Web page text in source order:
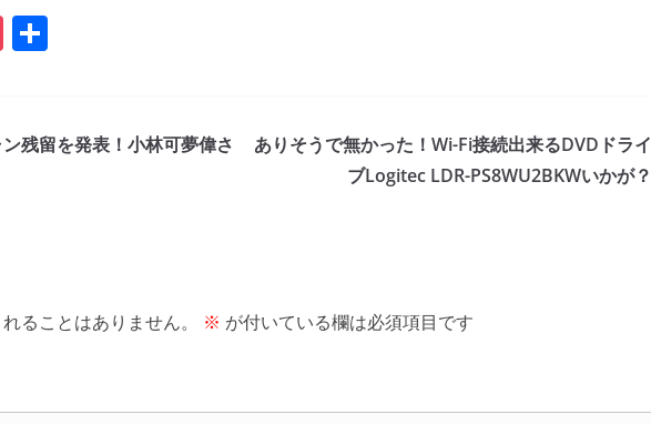
P
et残留を発表！小林可夢偉さ
ありそうで無かった！Wi-Fi接続出来るDVDドライ
ブLogitec LDR-PS8WU2BKWいかが？
ることはありません。 ※ が付いている欄は必須項目です